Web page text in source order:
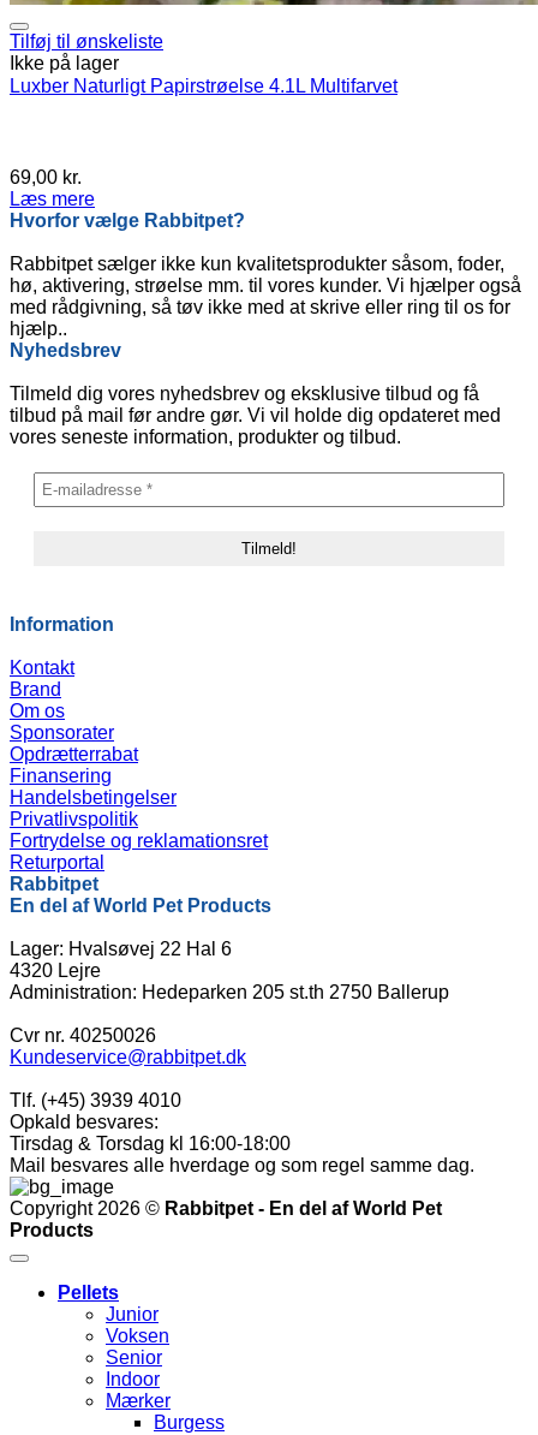
Tilføj til ønskeliste
Ikke på lager
Luxber Naturligt Papirstrøelse 4.1L Multifarvet
69,00 kr.
Læs mere
Hvorfor vælge Rabbitpet?
Rabbitpet sælger ikke kun kvalitetsprodukter såsom, foder,
hø, aktivering, strøelse mm. til vores kunder. Vi hjælper også
med rådgivning, så tøv ikke med at skrive eller ring til os for
hjælp..
Nyhedsbrev
Tilmeld dig vores nyhedsbrev og eksklusive tilbud og få
tilbud på mail før andre gør. Vi vil holde dig opdateret med
vores seneste information, produkter og tilbud.
Information
Kontakt
Brand
Om os
Sponsorater
Opdrætterrabat
Finansering
Handelsbetingelser
Privatlivspolitik
Fortrydelse og reklamationsret
Returportal
Rabbitpet
En del af World Pet Products
Lager: Hvalsøvej 22 Hal 6
4320 Lejre
Administration: Hedeparken 205 st.th 2750 Ballerup
Cvr nr. 40250026
Kundeservice@rabbitpet.dk
Tlf. (+45) 3939 4010
Opkald besvares:
Tirsdag & Torsdag kl 16:00-18:00
Mail besvares alle hverdage og som regel samme dag.
Copyright 2026 © Rabbitpet - En del af World Pet
Products
Pellets
Junior
Voksen
Senior
Indoor
Mærker
Burgess